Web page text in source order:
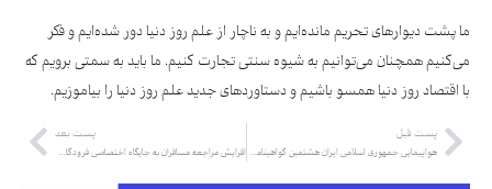
ما پشت دیوارهای تحریم مانده‌ایم و به ناچار از علم روز دنیا دور شده‌ایم و فکر
می‌کنیم همچنان می‌توانیم به شیوه سنتی تجارت کنیم. ما باید به سمتی برویم که
با اقتصاد روز دنیا همسو باشیم و دستاوردهای جدید علم روز دنیا را بیاموزیم.
پست قبل
هواپیمایی جمهوری اسلامی ایران هشتمین گواهینامه IOSA را دریافت کرد
پست بعد
افزایش مراجعه مسافران به جایگاه اختصاصی فرودگاه امام خمینی(ره)